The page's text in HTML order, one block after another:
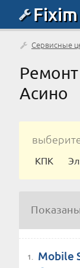
Fixim
Сервисные
Асино
КПК
1. Mobile